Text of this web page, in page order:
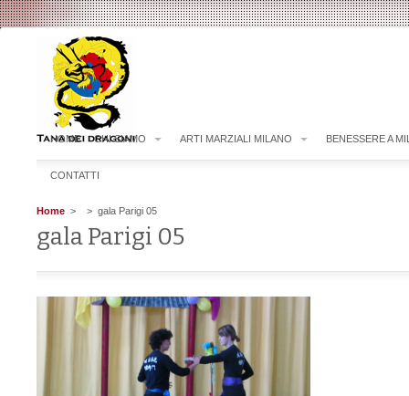
HOME CHI SIAMO ARTI MARZIALI MILANO BENESSERE A
CONTATTI
Home > > gala Parigi 05
gala Parigi 05